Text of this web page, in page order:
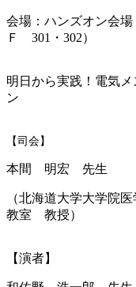
会場：ハンズオン会
Ｆ 301・302）
明日から実践！電気
ン
【司会】
本間 明宏 先生
（北海道大学大学院
教室 教授）
【演者】